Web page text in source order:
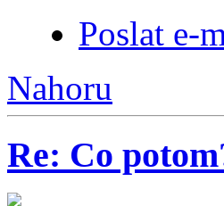
Poslat e-
Nahoru
Re: Co